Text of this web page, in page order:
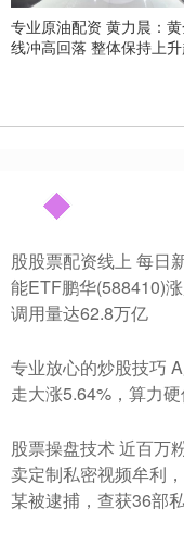
专业原油配资 黄力晨：
线冲高回落 整体保持上
股股票配资线上 每日
能ETF鹏华(588410)
调用量达62.8万亿
专业放心的炒股技巧
走大涨5.64%，算力
股票操盘技术 近百万
卖定制私密视频牟利
某被逮捕，查获36部